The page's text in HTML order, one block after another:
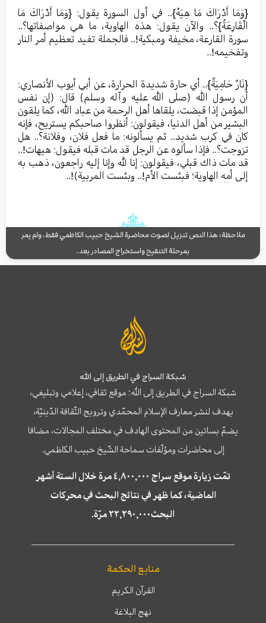
{وَمَا أَدْرَاكَ مَا هِيَهْ}.. في أول السورة يقول: {وَمَا أَدْرَاكَ مَا
الْقَارِعَةُ}؟.. والآن يقول: هذه الهاوية، ما هي مواصفاتها؟..
سورة القارعة، مخيفة ومبكية!.. فالجملة تفيد تعظيم أمر النار
وتفخيمه!..
{نَارٌ حَامِيَةٌ}.. أي حارة شديدة الحرارة، عن أبي أيوب الأنصاري:
أن رسول الله (صلى الله عليه وآله وسلم) قال: (إن نفس
المؤمن إذا قبضت، يلقاها أهل الرحمة من عباد الله، كما يلقون
البشير من أهل الدنيا، فيقولون: أنظروا صاحبكم يستريح، فإنه
كان في كرب شديد.. ثم يسألونه: ما فعل فلان، وفلانة؟.. هل
تزوجت؟.. فإذا سألوه عن الرجل قد مات قبله فيقول: هيهات!..
قد مات ذاك قبلي، فيقولون: إنا لله وإنا إليه راجعون، ذهب به
إلى أمه الهاوية؛ فبئست الأم!.. وبئست المربية)!..
ملاحظة: هذا النص تنزيل لصوت محاضرة الشيخ حبيب الكاظمي فقط، ولم يمر
بمرحلة التنقيح واستخراج المصادر بعد.
شبكة السراج في الطريق إلى الله
شبكة السراج في الطريق إلى الله؛ موقع ثقافي، إعلامي وتبليغي،
يهدف لنشر معارف الإسلام المحمّدي وترويج الثّقافة الدّينيّة،
يضمّ بساتين من المحتوى الهادف في مختلف المجالات، مضافا
إلى محاضرات ومؤلّفات سماحة الشّيخ حبيب الكاظمي.
تمّت زيارة موقع سراج ٤,٨٠٠,٠٠٠ مرة خلال الستة أشهر
الماضية، كما ظهر في نتائج البحث في محركات
البحث٢٢,٢٩٠,٠٠٠ مرّة.
منابع الحكمة
القرآن الكريم
نهج البلاغة